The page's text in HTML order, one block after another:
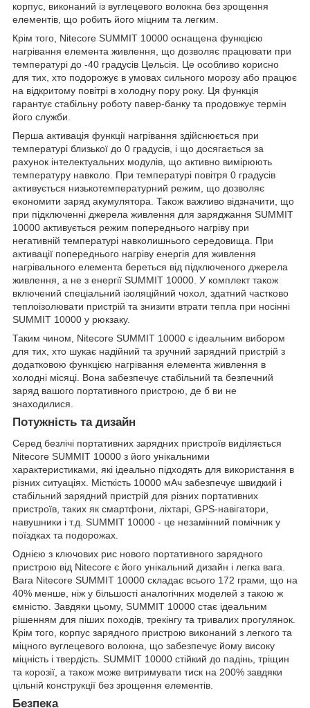
корпус, виконаний із вуглецевого волокна без зрощення
елементів, що робить його міцним та легким.
Крім того, Nitecore SUMMIT 10000 оснащена функцією
нагрівання елемента живлення, що дозволяє працювати при
температурі до -40 градусів Цельсія. Це особливо корисно
для тих, хто подорожує в умовах сильного морозу або працює
на відкритому повітрі в холодну пору року. Ця функція
гарантує стабільну роботу павер-банку та продовжує термін
його служби.
Перша активація функції нагрівання здійснюється при
температурі близької до 0 градусів, і що досягається за
рахунок інтелектуальних модулів, що активно вимірюють
температуру навколо. При температурі повітря 0 градусів
активується низькотемпературний режим, що дозволяє
економити заряд акумулятора. Також важливо відзначити, що
при підключенні джерела живлення для заряджання SUMMIT
10000 активується режим попереднього нагріву при
негативній температурі навколишнього середовища. При
активації попереднього нагріву енергія для живлення
нагрівального елемента береться від підключеного джерела
живлення, а не з енергії SUMMIT 10000. У комплект також
включений спеціальний ізоляційний чохол, здатний частково
теплоізолювати пристрій та знизити втрати тепла при носінні
SUMMIT 10000 у рюкзаку.
Таким чином, Nitecore SUMMIT 10000 є ідеальним вибором
для тих, хто шукає надійний та зручний зарядний пристрій з
додатковою функцією нагрівання елемента живлення в
холодні місяці. Вона забезпечує стабільний та безпечний
заряд вашого портативного пристрою, де б ви не
знаходилися.
Потужність та дизайн
Серед безлічі портативних зарядних пристроїв виділяється
Nitecore SUMMIT 10000 з його унікальними
характеристиками, які ідеально підходять для використання в
різних ситуаціях. Місткість 10000 мАч забезпечує швидкий і
стабільний зарядний пристрій для різних портативних
пристроїв, таких як смартфони, ліхтарі, GPS-навігатори,
навушники і т.д. SUMMIT 10000 - це незамінний помічник у
поїздках та подорожах.
Однією з ключових рис нового портативного зарядного
пристрою від Nitecore є його унікальний дизайн і легка вага.
Вага Nitecore SUMMIT 10000 складає всього 172 грами, що на
40% менше, ніж у більшості аналогічних моделей з такою ж
ємністю. Завдяки цьому, SUMMIT 10000 стає ідеальним
рішенням для піших походів, трекінгу та тривалих прогулянок.
Крім того, корпус зарядного пристрою виконаний з легкого та
міцного вуглецевого волокна, що забезпечує йому високу
міцність і твердість. SUMMIT 10000 стійкий до падінь, тріщин
та корозії, а також може витримувати тиск на 200% завдяки
цільній конструкції без зрощення елементів.
Безпека